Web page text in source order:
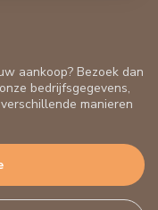
aankoop? Bezoek dan
bedrijfsgegevens,
manieren